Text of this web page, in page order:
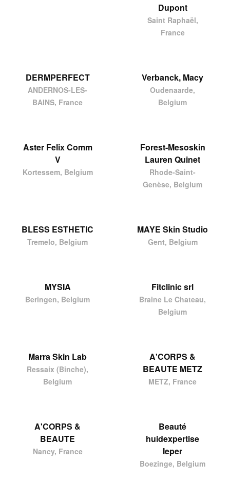
Dupont
Saint Raphaël,
France
DERMPERFECT
ANDERNOS-LES-
BAINS, France
Verbanck, Macy
Oudenaarde,
Belgium
Aster Felix Comm
V
Kortessem, Belgium
Forest-Mesoskin
Lauren Quinet
Rhode-Saint-
Genèse, Belgium
BLESS ESTHETIC
Tremelo, Belgium
MAYE Skin Studio
Gent, Belgium
MYSIA
Beringen, Belgium
Fitclinic srl
Braine Le Chateau,
Belgium
Marra Skin Lab
Ressaix (Binche),
Belgium
A'CORPS &
BEAUTE METZ
METZ, France
A'CORPS &
BEAUTE
Nancy, France
Beauté
huidexpertise
Ieper
Boezinge, Belgium